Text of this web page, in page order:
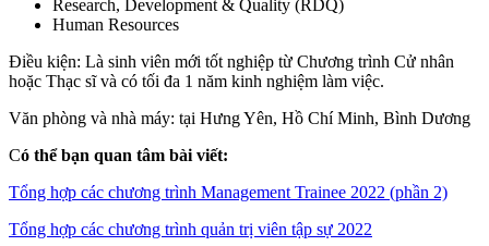
Research, Development & Quality (RDQ)
Human Resources
Điều kiện: Là sinh viên mới tốt nghiệp từ Chương trình Cử nhân
hoặc Thạc sĩ và có tối đa 1 năm kinh nghiệm làm việc.
Văn phòng và nhà máy: tại Hưng Yên, Hồ Chí Minh, Bình Dương
Có thể bạn quan tâm bài viết:
Tổng hợp các chương trình Management Trainee 2022 (phần 2)
Tổng hợp các chương trình quản trị viên tập sự 2022